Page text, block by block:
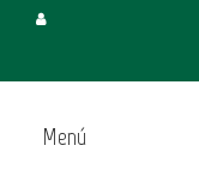
Menú